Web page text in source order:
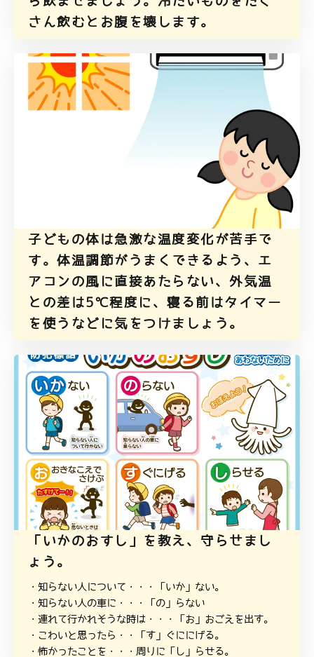
さん飲むとお腹を壊します。
子どもの体は急激な温度変化が苦手で
す。体温調節がうまくできるよう、エ
アコンの風に直接あたらない、外気温
との差は5℃程度に、寝る前はタイマー
を使うなどに気をつけましょう。
「いかのおすし」を教え、守らせまし
ょう。
・知らない人について・・・「いか」ない。
・知らない人の車に・・・「の」らない
・連れて行かれそうな時は・・・「お」おごえを出す。
・こわいと思ったら・・「す」ぐににげる。
・怖かったことを・・・周りに「し」らせる。